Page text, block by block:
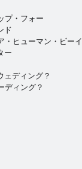
プ・フォー
ド
・ヒューマン・ビー
ー
ェディング？
ディング？